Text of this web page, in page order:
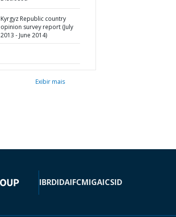
Kyrgyz Republic country
opinion survey report (July
2013 - June 2014)
Exibir mais
IBRDIDAIFCMIGAICSID